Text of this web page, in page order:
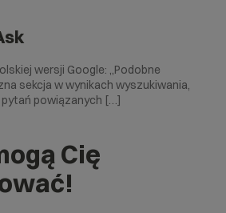
wersji Google: „Podobne
sekcja w wynikach wyszukiwania,
powiązanych […]
Cię